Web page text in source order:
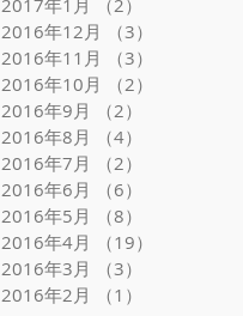
2017年1月
（2）
2016年12月
（3）
2016年11月
（3）
2016年10月
（2）
2016年9月
（2）
2016年8月
（4）
2016年7月
（2）
2016年6月
（6）
2016年5月
（8）
2016年4月
（19）
2016年3月
（3）
2016年2月
（1）